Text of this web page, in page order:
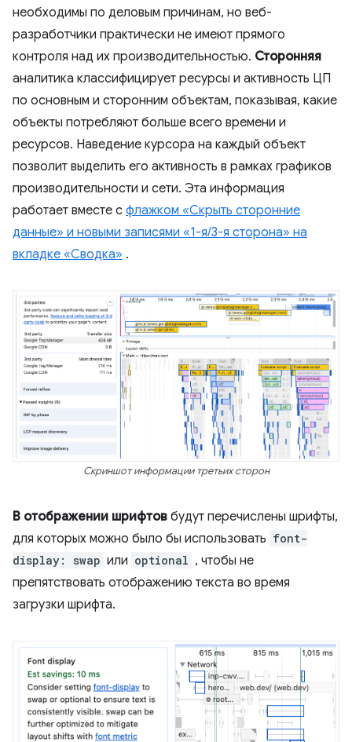
необходимы по деловым причинам, но веб-
разработчики практически не имеют прямого
контроля над их производительностью. Сторонняя
аналитика классифицирует ресурсы и активность ЦП
по основным и сторонним объектам, показывая, какие
объекты потребляют больше всего времени и
ресурсов. Наведение курсора на каждый объект
позволит выделить его активность в рамках графиков
производительности и сети. Эта информация
работает вместе с флажком «Скрыть сторонние
данные» и новыми записями «1-я/3-я сторона» на
вкладке «Сводка» .
Скриншот информации третьих сторон
В отображении шрифтов будут перечислены шрифты,
для которых можно было бы использовать font-
display: swap или optional , чтобы не
препятствовать отображению текста во время
загрузки шрифта.